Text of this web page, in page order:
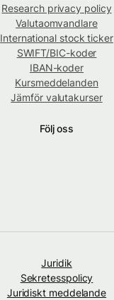
Research privacy policy
Valutaomvandlare
International stock ticker
SWIFT/BIC-koder
IBAN-koder
Kursmeddelanden
Jämför valutakurser
Följ oss
Juridik
Sekretesspolicy
Juridiskt meddelande